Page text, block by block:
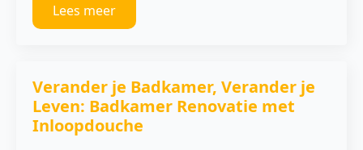
Lees meer
Verander je Badkamer, Verander je
Leven: Badkamer Renovatie met
Inloopdouche